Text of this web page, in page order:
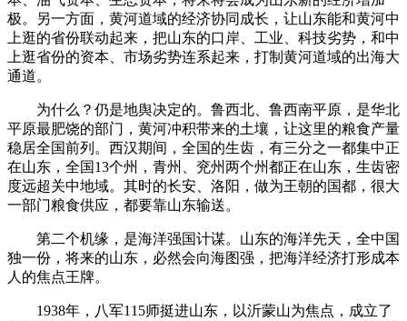
极。另一方面，黄河道域的经济协同成长，让山东能和黄河中
上逛的省份联动起来，把山东的口岸、工业、科技劣势，和中
上逛省份的资本、市场劣势连系起来，打制黄河道域的出海大
通道。
为什么？仍是地舆决定的。鲁西北、鲁西南平原，是华北
平原最肥饶的部门，黄河冲积带来的土壤，让这里的粮食产量
稳居全国前列。西汉期间，全国的生齿，有三分之一都集中正
在山东，全国13个州，青州、兖州两个州都正在山东，生齿密
度远超关中地域。其时的长安、洛阳，做为王朝的国都，很大
一部门粮食供应，都要靠山东输送。
第二个机缘，是海洋强国计谋。山东的海洋先天，全中国
独一份，将来的山东，必然会向海图强，把海洋经济打形成本
人的焦点王牌。
1938年，八军115师挺进山东，以沂蒙山为焦点，成立了